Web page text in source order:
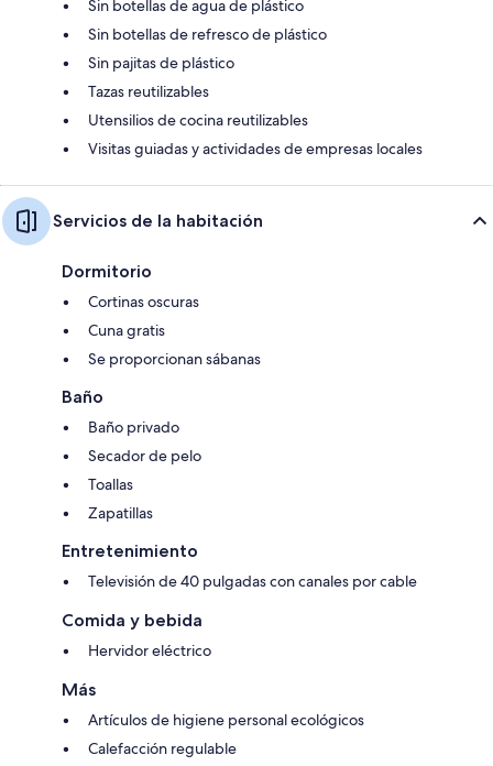
Sin botellas de agua de plástico
Sin botellas de refresco de plástico
Sin pajitas de plástico
Tazas reutilizables
Utensilios de cocina reutilizables
Visitas guiadas y actividades de empresas locales
Servicios de la habitación
Dormitorio
Cortinas oscuras
Cuna gratis
Se proporcionan sábanas
Baño
Baño privado
Secador de pelo
Toallas
Zapatillas
Entretenimiento
Televisión de 40 pulgadas con canales por cable
Comida y bebida
Hervidor eléctrico
Más
Artículos de higiene personal ecológicos
Calefacción regulable